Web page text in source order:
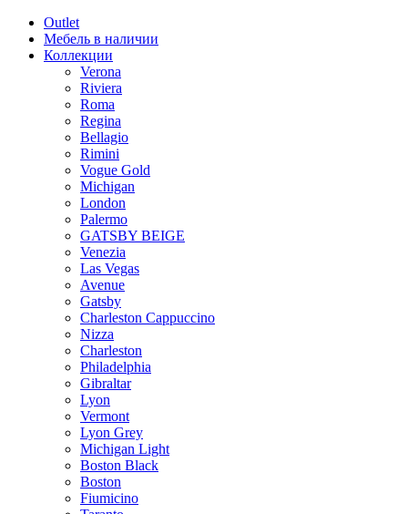
Outlet
Мебель в наличии
Коллекции
Verona
Riviera
Roma
Regina
Bellagio
Rimini
Vogue Gold
Michigan
London
Palermo
GATSBY BEIGE
Venezia
Las Vegas
Avenue
Gatsby
Charleston Cappuccino
Nizza
Charleston
Philadelphia
Gibraltar
Lyon
Vermont
Lyon Grey
Michigan Light
Boston Black
Boston
Fiumicino